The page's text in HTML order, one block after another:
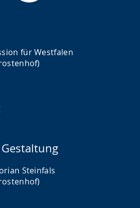
für Westfalen
Steinfals